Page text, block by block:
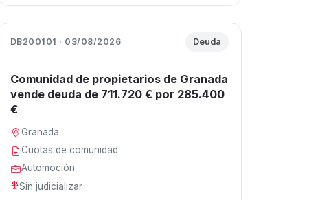
DB200101 · 03/08/2026 Deuda
Comunidad de propietarios de Granada
vende deuda de 711.720 € por 285.400
€
Granada
Cuotas de comunidad
Automoción
Sin judicializar